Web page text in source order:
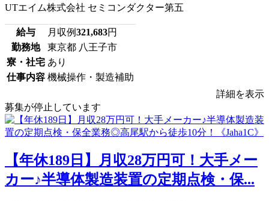
UTエイム株式会社 セミコンダクター第五
給与 月収例321,683円
勤務地
東京都 八王子市
寮・社宅 あり
仕事内容 機械操作・製造補助
詳細を表示
募集が停止しています
【年休189日】月収28万円可！大手メー
カー♪半導体製造装置の定期点検・保...